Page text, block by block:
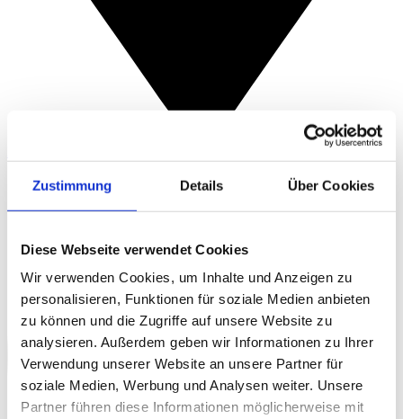
Zustimmung Details Über Cookies
Diese Webseite verwendet Cookies
Wir verwenden Cookies, um Inhalte und Anzeigen zu
personalisieren, Funktionen für soziale Medien anbieten
zu können und die Zugriffe auf unsere Website zu
analysieren. Außerdem geben wir Informationen zu Ihrer
Verwendung unserer Website an unsere Partner für
soziale Medien, Werbung und Analysen weiter. Unsere
Partner führen diese Informationen möglicherweise mit